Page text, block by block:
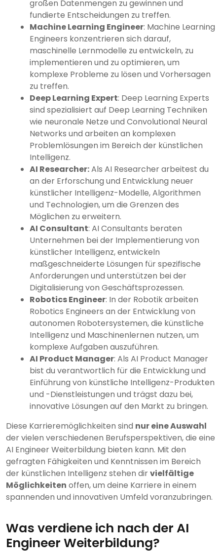
großen Datenmengen zu gewinnen und
fundierte Entscheidungen zu treffen.
Machine Learning Engineer: Machine Learning
Engineers konzentrieren sich darauf,
maschinelle Lernmodelle zu entwickeln, zu
implementieren und zu optimieren, um
komplexe Probleme zu lösen und Vorhersagen
zu treffen.
Deep Learning Expert: Deep Learning Experts
sind spezialisiert auf Deep Learning Techniken
wie neuronale Netze und Convolutional Neural
Networks und arbeiten an komplexen
Problemlösungen im Bereich der künstlichen
Intelligenz.
AI Researcher:Als AI Researcher arbeitest du
an der Erforschung und Entwicklung neuer
künstlicher Intelligenz-Modelle, Algorithmen
und Technologien, um die Grenzen des
Möglichen zu erweitern.
AI Consultant: AI Consultants beraten
Unternehmen bei der Implementierung von
künstlicher Intelligenz, entwickeln
maßgeschneiderte Lösungen für spezifische
Anforderungen und unterstützen bei der
Digitalisierung von Geschäftsprozessen.
Robotics Engineer: In der Robotik arbeiten
Robotics Engineers an der Entwicklung von
autonomen Robotersystemen, die künstliche
Intelligenz und Maschinenlernen nutzen, um
komplexe Aufgaben auszuführen.
AI Product Manager: Als AI Product Manager
bist du verantwortlich für die Entwicklung und
Einführung von künstliche Intelligenz-Produkten
und -Dienstleistungen und trägst dazu bei,
innovative Lösungen auf den Markt zu bringen.
Diese Karrieremöglichkeiten sind nur eine Auswahl
der vielen verschiedenen Berufsperspektiven, die eine
AI Engineer Weiterbildung bieten kann. Mit den
gefragten Fähigkeiten und Kenntnissen im Bereich
der künstlichen Intelligenz stehen dirvielfältige
Möglichkeiten offen, um deine Karriere in einem
spannenden und innovativen Umfeld voranzubringen.
Was verdiene ich nach der AI
Engineer Weiterbildung?